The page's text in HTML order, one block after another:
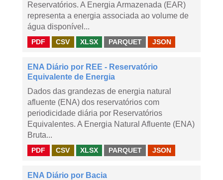
Reservatórios. A Energia Armazenada (EAR)
representa a energia associada ao volume de
água disponível...
PDF CSV XLSX PARQUET JSON
ENA Diário por REE - Reservatório
Equivalente de Energia
Dados das grandezas de energia natural
afluente (ENA) dos reservatórios com
periodicidade diária por Reservatórios
Equivalentes. A Energia Natural Afluente (ENA)
Bruta...
PDF CSV XLSX PARQUET JSON
ENA Diário por Bacia